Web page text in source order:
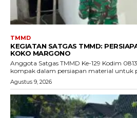
TMMD
KEGIATAN SATGAS TMMD:
KOKO MARGONO
Anggota Satgas TMMD Ke-129 Kodim
kompak dalam persiapan material untuk
Agustus 9, 2026